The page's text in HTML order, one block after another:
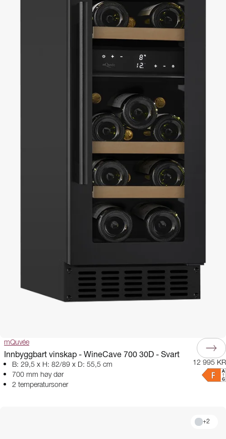
mQuvée
Innbyggbart vinskap - WineCave 700 30D - Svart
B: 29,5 x H: 82/89 x D: 55,5 cm
700 mm høy dør
2 temperatursoner
12 995 KR
+2